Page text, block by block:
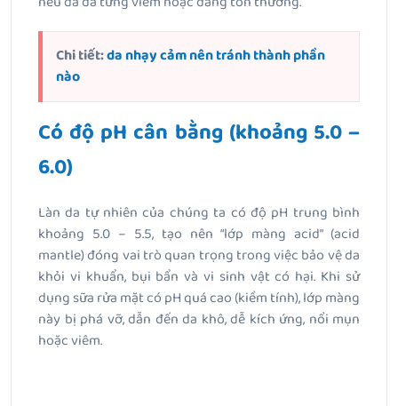
Chi tiết:da nhạy cảm nên tránh thành phần
nào
Có độ pH cân bằng (khoảng 5.0 –
6.0)
Làn da tự nhiên của chúng ta có độ pH trung bình
khoảng 5.0 – 5.5, tạo nên “lớp màng acid” (acid
mantle) đóng vai trò quan trọng trong việc bảo vệ da
khỏi vi khuẩn, bụi bẩn và vi sinh vật có hại. Khi sử
dụng sữa rửa mặt có pH quá cao (kiềm tính), lớp màng
này bị phá vỡ, dẫn đến da khô, dễ kích ứng, nổi mụn
hoặc viêm.